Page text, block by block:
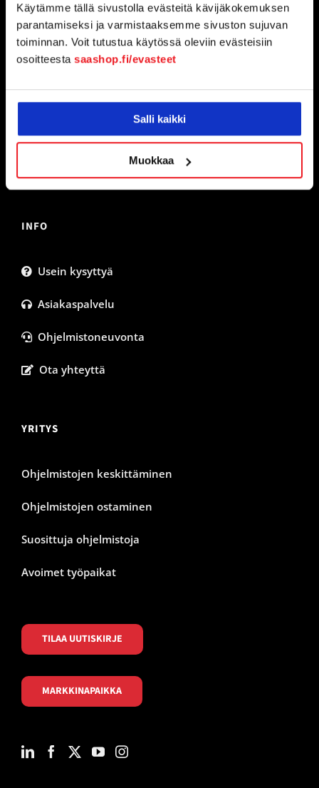
Käytämme tällä sivustolla evästeitä kävijäkokemuksen
parantamiseksi ja varmistaaksemme sivuston sujuvan
toiminnan. Voit tutustua käytössä oleviin evästeisiin
osoitteesta saashop.fi/evasteet
Salli kaikki
Muokkaa
Yrityksesi ohjelmistot yhdestä paikasta, yhdellä
verkkolaskulla
Kappelikuja 6
INFO
Usein kysyttyä
Asiakaspalvelu
Ohjelmistoneuvonta
Ota yhteyttä
YRITYS
Ohjelmistojen keskittäminen
Ohjelmistojen ostaminen
Suosittuja ohjelmistoja
Avoimet työpaikat
TILAA UUTISKIRJE
MARKKINAPAIKKA